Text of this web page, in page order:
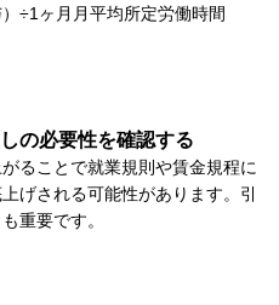
÷1ヶ月月平均所定労働時間
の必要性を確認する
ることで就業規則や賃金規程に
げされる可能性があります。引
重要です。